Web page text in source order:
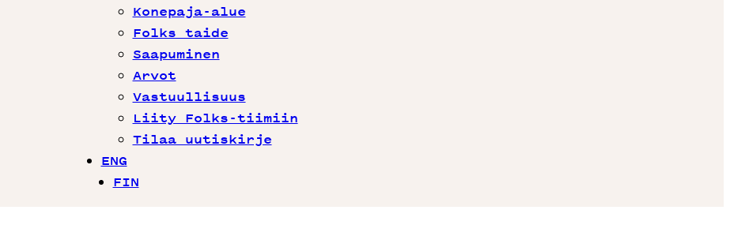
Konepaja-alue
Folks taide
Saapuminen
Arvot
Vastuullisuus
Liity Folks-tiimiin
Tilaa uutiskirje
ENG
FIN